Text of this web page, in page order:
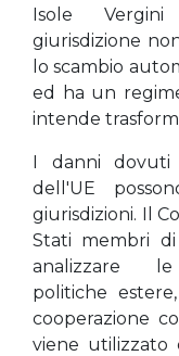
Isole
giurisdizione
lo scambio
ed ha un
intende
I danni dovuti
dell'UE
giurisdizioni. Il
Stati membri
analizzare
politiche
cooperazione
viene utilizzato